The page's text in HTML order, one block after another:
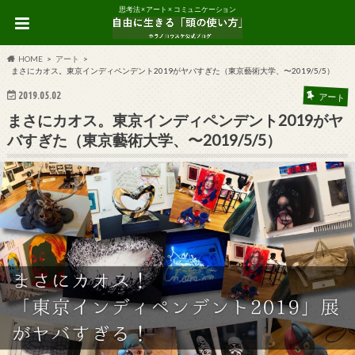
思考法 × アート × コミュニケーション
HOME
アート
まさにカオス。東京インディペンデント2019がヤバすぎた（東京藝術大学、〜2019/5/5）
2019.05.02 アート
まさにカオス。東京インディペンデント2019がヤ
バすぎた（東京藝術大学、〜2019/5/5）